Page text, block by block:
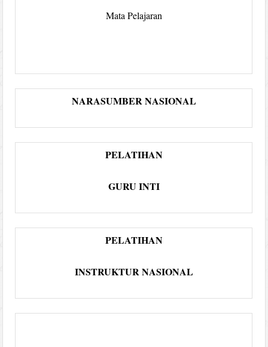
Mata Pelajaran
NARASUMBER NASIONAL
PELATIHAN
GURU INTI
PELATIHAN
INSTRUKTUR NASIONAL